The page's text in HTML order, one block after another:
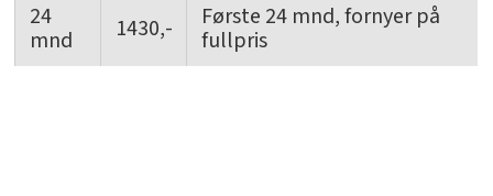
24
mnd 1430,- Første 24 mnd, fornyer på
fullpris